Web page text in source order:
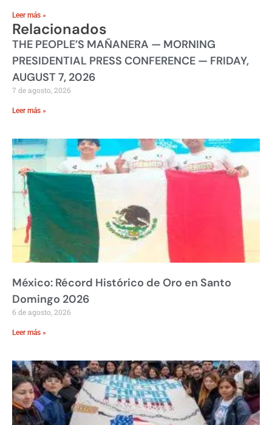
Leer más »
Relacionados
THE PEOPLE’S MAÑANERA — MORNING
PRESIDENTIAL PRESS CONFERENCE — FRIDAY,
AUGUST 7, 2026
7 de agosto, 2026
Leer más »
México: Récord Histórico de Oro en Santo
Domingo 2026
6 de agosto, 2026
Leer más »